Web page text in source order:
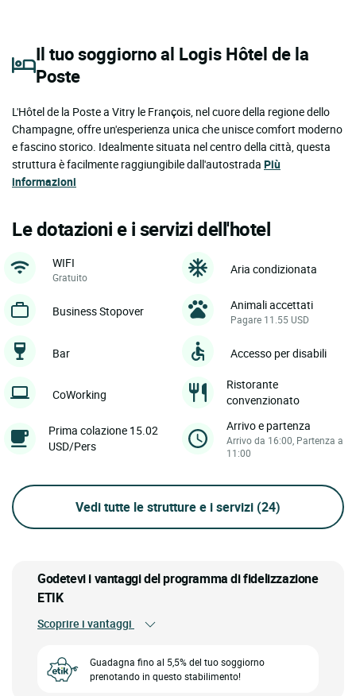
Il tuo soggiorno al Logis Hôtel de la
Poste
L'Hôtel de la Poste a Vitry le François, nel cuore della regione dello
Champagne, offre un'esperienza unica che unisce comfort moderno
e fascino storico. Idealmente situata nel centro della città, questa
struttura è facilmente raggiungibile dall'autostrada Più
informazioni
Le dotazioni e i servizi dell'hotel
WIFI
Gratuito
Aria condizionata
Business Stopover Animali accettati
Pagare 11.55 USD
Bar Accesso per disabili
CoWorking
Ristorante
convenzionato
Prima colazione 15.02
USD/Pers
Arrivo e partenza
Arrivo da 16:00, Partenza a
11:00
Vedi tutte le strutture e i servizi (24)
Godetevi i vantaggi del programma di fidelizzazione
ETIK
Scoprire i vantaggi
Guadagna fino al 5,5% del tuo soggiorno
prenotando in questo stabilimento!